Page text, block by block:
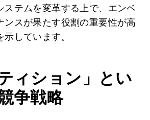
ステムを変革する上で、エンベ
ンスが果たす役割の重要性が高
しています。
ィション」とい
争戦略